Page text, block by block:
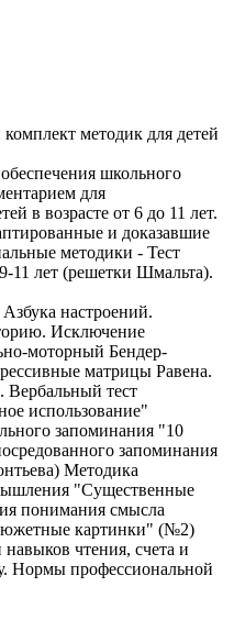
методик для детей
школьного
для
в возрасте от 6 до 11 лет.
и доказавшие
методики - Тест
11 лет (решетки Шмальта).
настроений.
Исключение
моторный Бендер-
матрицы Равена.
Вербальный тест
использование"
запоминания "10
запоминания
Методика
"Существенные
понимания смысла
картинки" (№2)
чтения, счета и
Нормы профессиональной